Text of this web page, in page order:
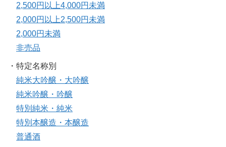
2,500円以上4,000円未満
2,000円以上2,500円未満
2,000円未満
非売品
・特定名称別
純米大吟醸・大吟醸
純米吟醸・吟醸
特別純米・純米
特別本醸造・本醸造
普通酒